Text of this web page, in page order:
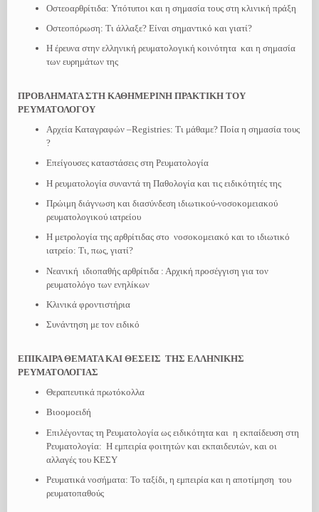
Οστεοαρθρίτιδα: Yπότυποι και η σημασία τους στη κλινική πράξη
Οστεοπόρωση: Τι άλλαξε? Είναι σημαντικό και γιατί?
Η έρευνα στην ελληνική ρευματολογική κοινότητα και η σημασία
των ευρημάτων της
ΠΡΟΒΛΗΜΑΤΑ ΣΤΗ ΚΑΘΗΜΕΡΙΝΗ ΠΡΑΚΤΙΚΗ ΤΟΥ
ΡΕΥΜΑΤΟΛΟΓΟΥ
Αρχεία Καταγραφών –Registries: Tι μάθαμε? Ποία η σημασία τους
?
Επείγουσες καταστάσεις στη Ρευματολογία
Η ρευματολογία συναντά τη Παθολογία και τις ειδικότητές της
Πρώιμη διάγνωση και διασύνδεση ιδιωτικού-νοσοκομειακού
ρευματολογικού ιατρείου
H μετρολογία της αρθρίτιδας στο νοσοκομειακό και το ιδιωτικό
ιατρείο: Τι, πως, γιατί?
Νεανική ιδιοπαθής αρθρίτιδα : Αρχική προσέγγιση για τον
ρευματολόγο των ενηλίκων
Κλινικά φροντιστήρια
Συνάντηση με τον ειδικό
ΕΠΙΚΑΙΡΑ ΘΕΜΑΤΑ ΚΑΙ ΘΕΣΕΙΣ ΤΗΣ ΕΛΛΗΝΙΚΗΣ
ΡΕΥΜΑΤΟΛΟΓΙΑΣ
Θεραπευτικά πρωτόκολλα
Βιοομοειδή
Επιλέγοντας τη Ρευματολογία ως ειδικότητα και η εκπαίδευση στη
Ρευματολογία: H εμπειρία φοιτητών και εκπαιδευτών, και οι
αλλαγές του ΚΕΣΥ
Ρευματικά νοσήματα: Το ταξίδι, η εμπειρία και η αποτίμηση του
ρευματοπαθούς